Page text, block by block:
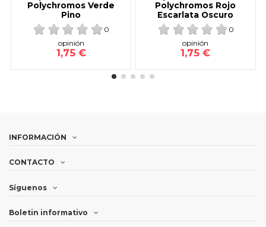
Polychromos Verde
Pino
0
opinión
1,75 €
Polychromos Rojo
Escarlata Oscuro
0
opinión
1,75 €
INFORMACIÓN
CONTACTO
Síguenos
Boletin informativo